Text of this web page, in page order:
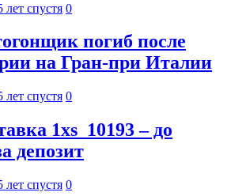
лет спустя 0
погиб после
на Гран-при Италии
лет спустя 0
1xs_10193 – до
депозит
лет спустя 0